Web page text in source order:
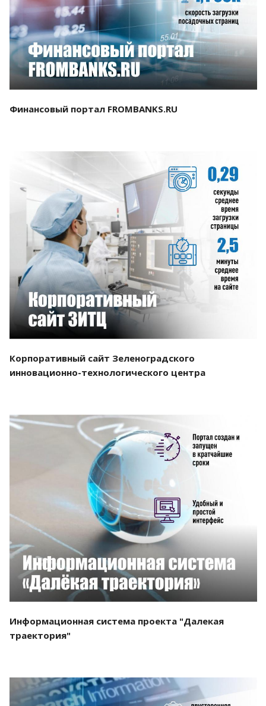
Смотреть проект
Финансовый портал FROMBANKS.RU
Смотреть проект
Корпоративный сайт Зеленоградского
инновационно-технологического центра
Смотреть проект
Информационная система проекта "Далекая
траектория"